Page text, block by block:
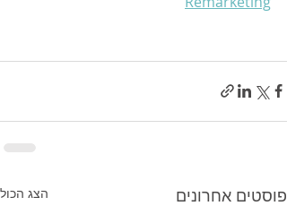
פוסטים אחרונים הצג הכול